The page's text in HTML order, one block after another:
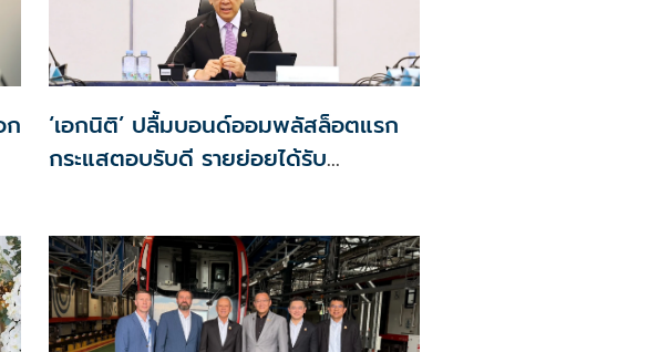
ก
‘เอกนิติ’ ปลื้มบอนด์ออมพลัสล็อตแรก
กระแสตอบรับดี รายย่อยได้รับ